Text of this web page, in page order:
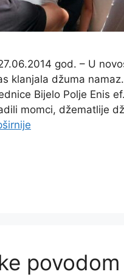
god. – U
klanjala džuma
Bijelo Polje Enis
momci, džematlije